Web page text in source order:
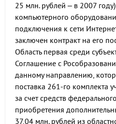
25 млн. рублей – в 2007
компьютерного
подключения к сети
заключен контракт на его
Область первая среди
Соглашение с
данному направлению,
поставка 261-го комплекта
за счет средств
приобретения
37,04 млн. рублей из